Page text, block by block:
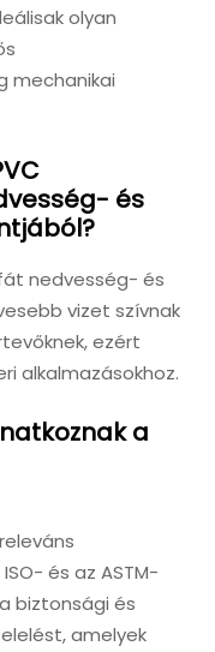
olyan
mechanikai
és
nedvesség- és
vizet szívnak
ezért
alkalmazásokhoz.
a
és az ASTM-
biztonsági és
amelyek